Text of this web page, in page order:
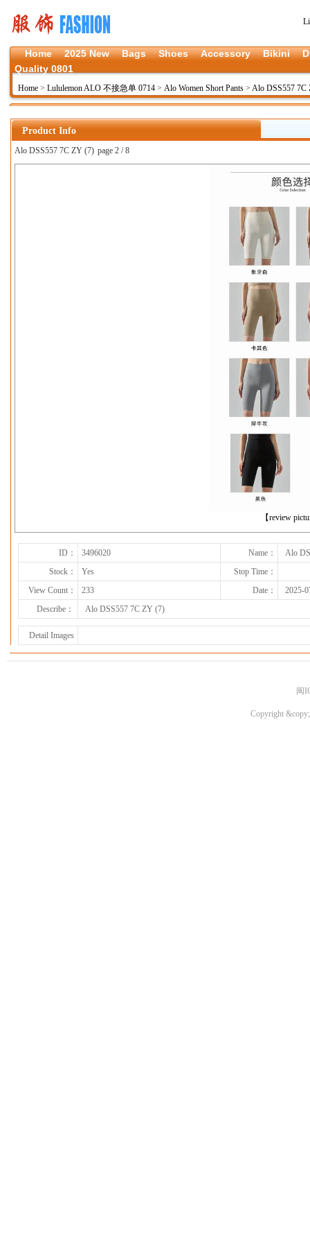
Home 2025 New Bags Shoes Accessory Bikini
Quality 0801
Home > Lululemon ALO 不接急单 0714 > Alo Women Short Pants > Alo DSS557 7C
Product Info
Alo DSS557 7C ZY (7) page 2 / 8
【review
下一张
ID： 3496020 Name：
Alo
Stock：
Yes
Stop Time：
View Count：
233 Date：
2025-
Describe：
Alo DSS557 7C ZY (7)
Detail Images
闽
Copyright